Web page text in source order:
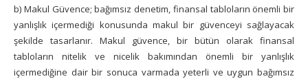
b) Makul Güvence; bağımsız denetim, finansal tabloların önemli bir
yanlışlık içermediği konusunda makul bir güvenceyi sağlayacak
şekilde tasarlanır. Makul güvence, bir bütün olarak finansal
tabloların nitelik ve nicelik bakımından önemli bir yanlışlık
içermediğine dair bir sonuca varmada yeterli ve uygun bağımsız